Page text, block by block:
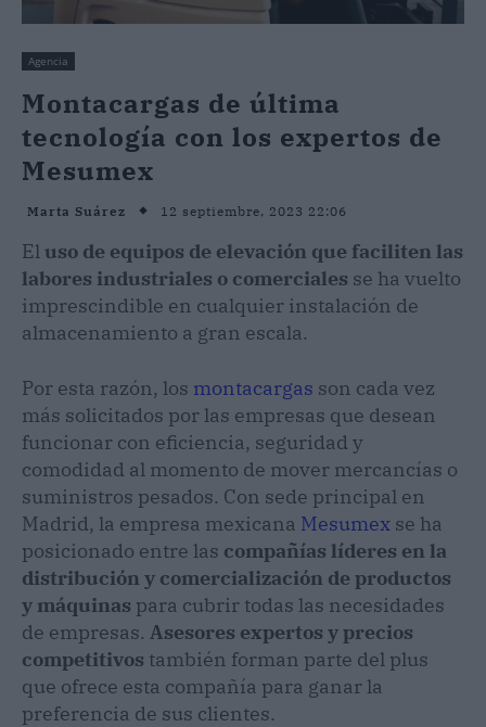
Agencia
Montacargas de última
tecnología con los expertos de
Mesumex
Marta Suárez 12 septiembre, 2023 22:06
Eluso de equipos de elevación que faciliten las
labores industriales o comerciales se ha vuelto
imprescindible en cualquier instalación de
almacenamiento a gran escala.
Por esta razón, los montacargas son cada vez
más solicitados por las empresas que desean
funcionar con eficiencia, seguridad y
comodidad al momento de mover mercancías o
suministros pesados. Con sede principal en
Madrid, la empresa mexicana Mesumex se ha
posicionado entre las compañías líderes en la
distribución y comercialización de productos
y máquinas para cubrir todas las necesidades
de empresas. Asesores expertos y precios
competitivos también forman parte del plus
que ofrece esta compañía para ganar la
preferencia de sus clientes.